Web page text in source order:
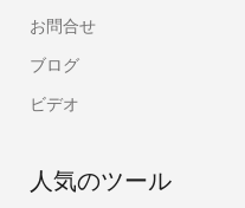
お問合せ
ブログ
ビデオ
人気のツール